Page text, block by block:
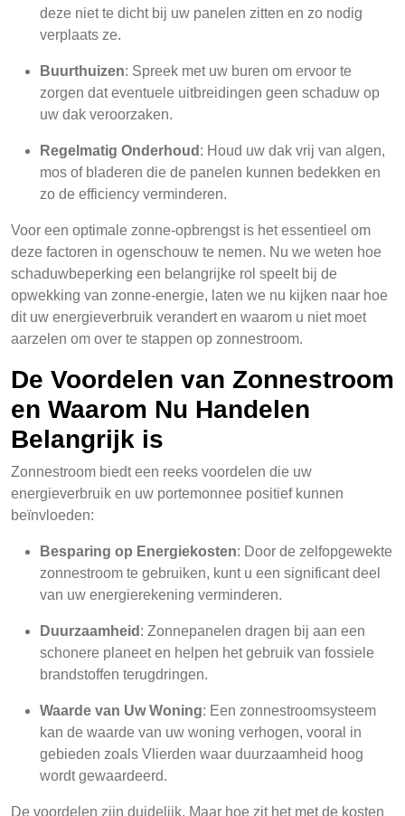
deze niet te dicht bij uw panelen zitten en zo nodig
verplaats ze.
Buurthuizen: Spreek met uw buren om ervoor te
zorgen dat eventuele uitbreidingen geen schaduw op
uw dak veroorzaken.
Regelmatig Onderhoud : Houd uw dak vrij van algen,
mos of bladeren die de panelen kunnen bedekken en
zo de efficiency verminderen.
Voor een optimale zonne-opbrengst is het essentieel om
deze factoren in ogenschouw te nemen. Nu we weten hoe
schaduwbeperking een belangrijke rol speelt bij de
opwekking van zonne-energie, laten we nu kijken naar hoe
dit uw energieverbruik verandert en waarom u niet moet
aarzelen om over te stappen op zonnestroom.
De Voordelen van Zonnestroom
en Waarom Nu Handelen
Belangrijk is
Zonnestroom biedt een reeks voordelen die uw
energieverbruik en uw portemonnee positief kunnen
beïnvloeden:
Besparing op Energiekosten: Door de zelfopgewekte
zonnestroom te gebruiken, kunt u een significant deel
van uw energierekening verminderen.
Duurzaamheid : Zonnepanelen dragen bij aan een
schonere planeet en helpen het gebruik van fossiele
brandstoffen terugdringen.
Waarde van Uw Woning: Een zonnestroomsysteem
kan de waarde van uw woning verhogen, vooral in
gebieden zoals Vlierden waar duurzaamheid hoog
wordt gewaardeerd.
De voordelen zijn duidelijk. Maar hoe zit het met de kosten